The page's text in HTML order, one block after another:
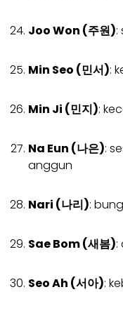
Joo Won (주원):
Min Seo (민서):
Min Ji (민지):
Na Eun (나은):
anggun
Nari (나리):
Sae Bom (새봄):
Seo Ah (서아):